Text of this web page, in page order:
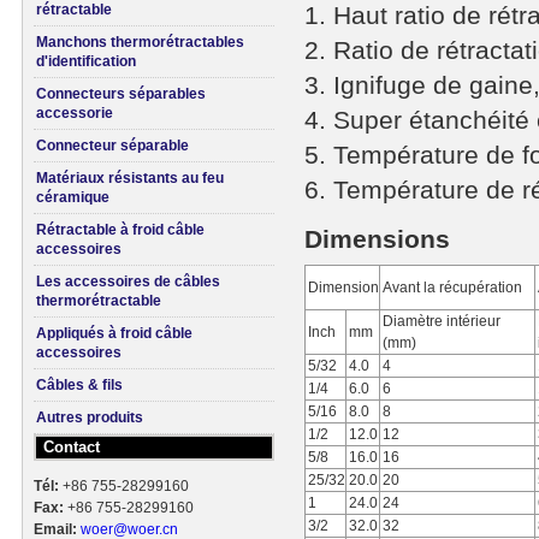
rétractable
Manchons thermorétractables
d'identification
Connecteurs séparables
accessorie
Connecteur séparable
Matériaux résistants au feu
céramique
Rétractable à froid câble
accessoires
Les accessoires de câbles
thermorétractable
Appliqués à froid câble
accessoires
Câbles & fils
Autres produits
Contact
Tél: +86 755-28299160
Fax: +86 755-28299160
Email: woer@woer.cn
1. Haut ratio de
2. Ratio de
3. Ignifuge de
4. Super
5. Température de
6. Température de
Dimensions
Dimension Avant la récupération
Inch mm
Diamètre intérieur
(mm)
5/32
4.0 4
1/4
6.0 6
5/16
8.0 8
1/2
12.0 12
5/8
16.0 16
25/32 20.0 20
1
24.0 24
3/2
32.0 32